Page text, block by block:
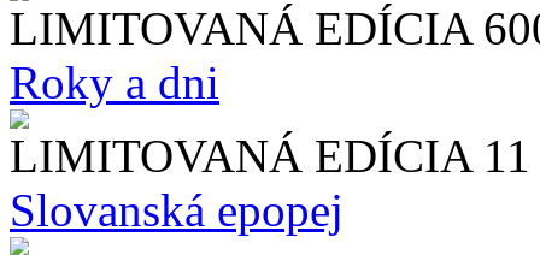
LIMITOVANÁ EDÍCIA
Roky a dni
LIMITOVANÁ EDÍCIA
Slo​vanská epopej